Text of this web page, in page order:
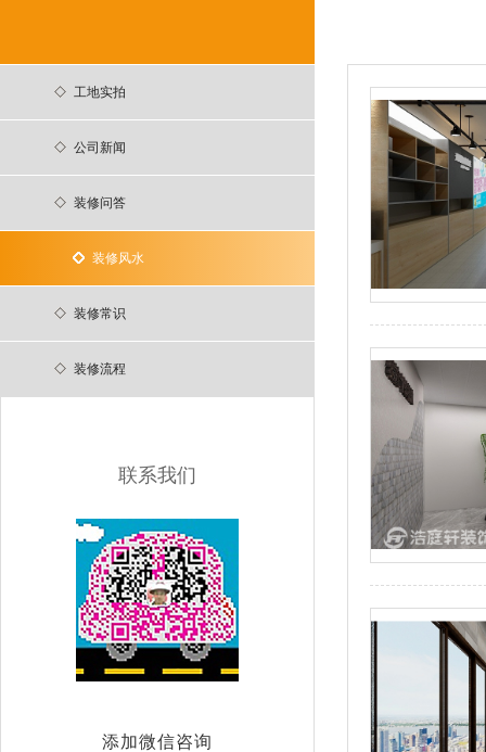
工地实拍
公司新闻
装修问答
装修风水
装修常识
装修流程
联系我们
添加微信咨询